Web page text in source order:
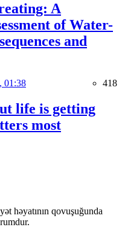
A
of Water-
and
01:38 418
life is getting
most
həyatının qovuşuğunda